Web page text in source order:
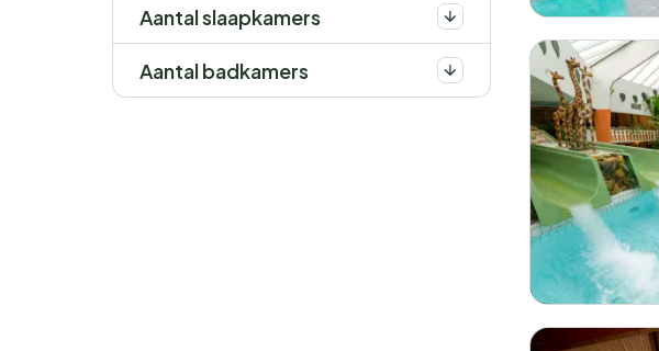
Aantal slaapkamers
Aantal badkamers